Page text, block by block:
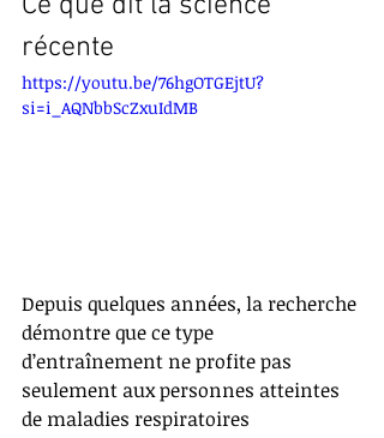
récente
https://youtu.be/76hgOTGEjtU?
si=i_AQNbbScZxuIdMB
Depuis quelques années, la recherche
démontre que ce type
d’entraînement ne profite pas
seulement aux personnes atteintes
de maladies respiratoires